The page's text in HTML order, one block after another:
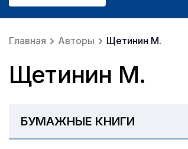
Главная Авторы Щетинин М.
Щетинин М.
БУМАЖНЫЕ КНИГИ